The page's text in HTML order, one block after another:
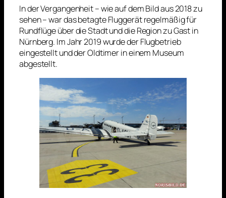
In der Vergangenheit – wie auf dem Bild aus 2018 zu
sehen – war das betagte Fluggerät regelmäßig für
Rundflüge über die Stadt und die Region zu Gast in
Nürnberg. Im Jahr 2019 wurde der Flugbetrieb
eingestellt und der Oldtimer in einem Museum
abgestellt.